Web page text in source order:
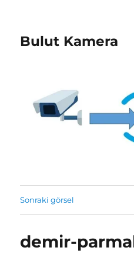
Bulut Kamera
Sonraki görsel
demir-